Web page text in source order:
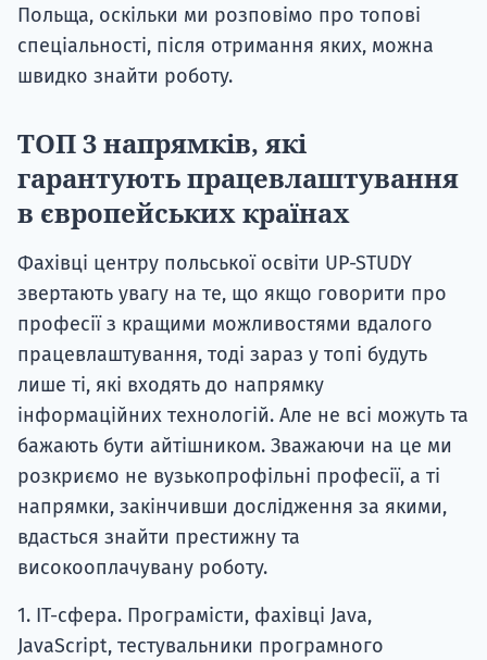
Польща, оскільки ми розповімо про топові
спеціальності, після отримання яких, можна
швидко знайти роботу.
ТОП 3 напрямків, які
гарантують працевлаштування
в європейських країнах
Фахівці центру польської освіти UP-STUDY
звертають увагу на те, що якщо говорити про
професії з кращими можливостями вдалого
працевлаштування, тоді зараз у топі будуть
лише ті, які входять до напрямку
інформаційних технологій. Але не всі можуть та
бажають бути айтішником. Зважаючи на це ми
розкриємо не вузькопрофільні професії, а ті
напрямки, закінчивши дослідження за якими,
вдасться знайти престижну та
високооплачувану роботу.
1. ІТ-сфера. Програмісти, фахівці Java,
JavaScript, тестувальники програмного